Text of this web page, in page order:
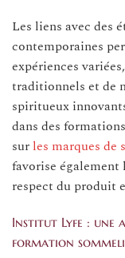
Les liens avec des
contemporaines
expériences
traditionnels et de
spiritueux
dans des
sur les marques de
favorise
respect du produit
Institut Lyfe : une
formation